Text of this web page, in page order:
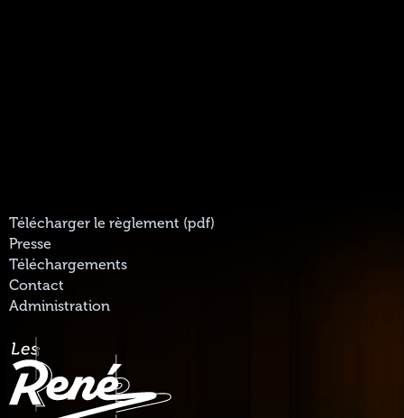
Télécharger le règlement (pdf)
Presse
Téléchargements
Contact
Administration